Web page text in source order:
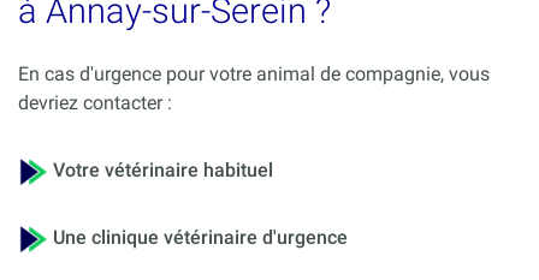
à Annay-sur-Serein ?
En cas d'urgence pour votre animal de compagnie, vous
devriez contacter :
Votre vétérinaire habituel
Une clinique vétérinaire d'urgence